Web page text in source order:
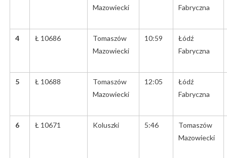
Mazowiecki
Fabryczna
4 Ł 10686
Tomaszów
Mazowiecki
10:59
Łódź
Fabryczna
5 Ł 10688
Tomaszów
Mazowiecki
12:05
Łódź
Fabryczna
6 Ł 10671 Koluszki 5:46
Tomaszów
Mazowiecki